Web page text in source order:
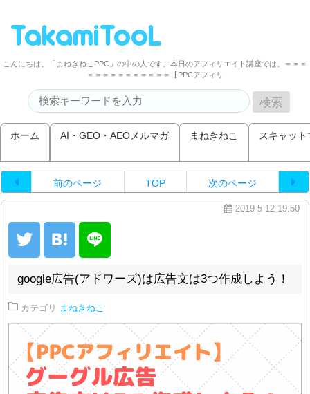
こんにちは、「まねきねこPPC」の中の人です。本日のアフィリエイト講座では、＝＝＝
＝＝＝＝＝＝＝＝＝＝＝【PPCアフィリ
ホーム AI・GEO・AEOメルマガ まねきねこ スキャット
前のページ TOP 次のページ
2019-5-12 19:50
google広告(アドワーズ)は広告文は3つ作成しよう！
カテゴリ まねきねこ